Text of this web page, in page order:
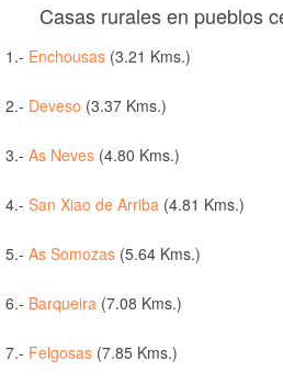
Casas rurales en pueblos
1.- Enchousas (3.21 Kms.)
2.- Deveso (3.37 Kms.)
3.- As Neves (4.80 Kms.)
4.- San Xiao de Arriba (4.81 Kms.)
5.- As Somozas (5.64 Kms.)
6.- Barqueira (7.08 Kms.)
7.- Felgosas (7.85 Kms.)